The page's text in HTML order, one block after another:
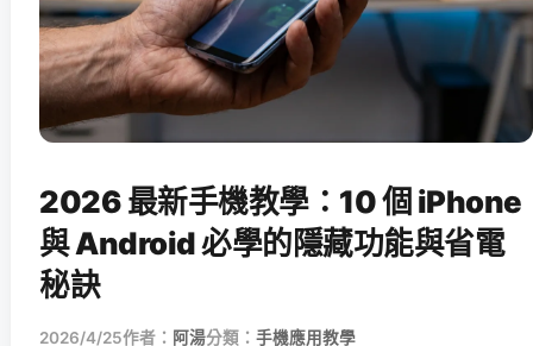
2026 最新手機教學：10 個 iPhone
與 Android 必學的隱藏功能與省電
秘訣
2026/4/25作者： 阿湯分類： 手機應用教學